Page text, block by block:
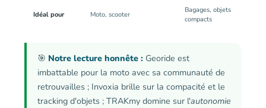
Idéal pour Moto, scooter
Bagages, objets
compacts
🎯 Notre lecture honnête : Georide est
imbattable pour la moto avec sa communauté de
retrouvailles ; Invoxia brille sur la compacité et le
tracking d'objets ; TRAKmy domine sur l'autonomie